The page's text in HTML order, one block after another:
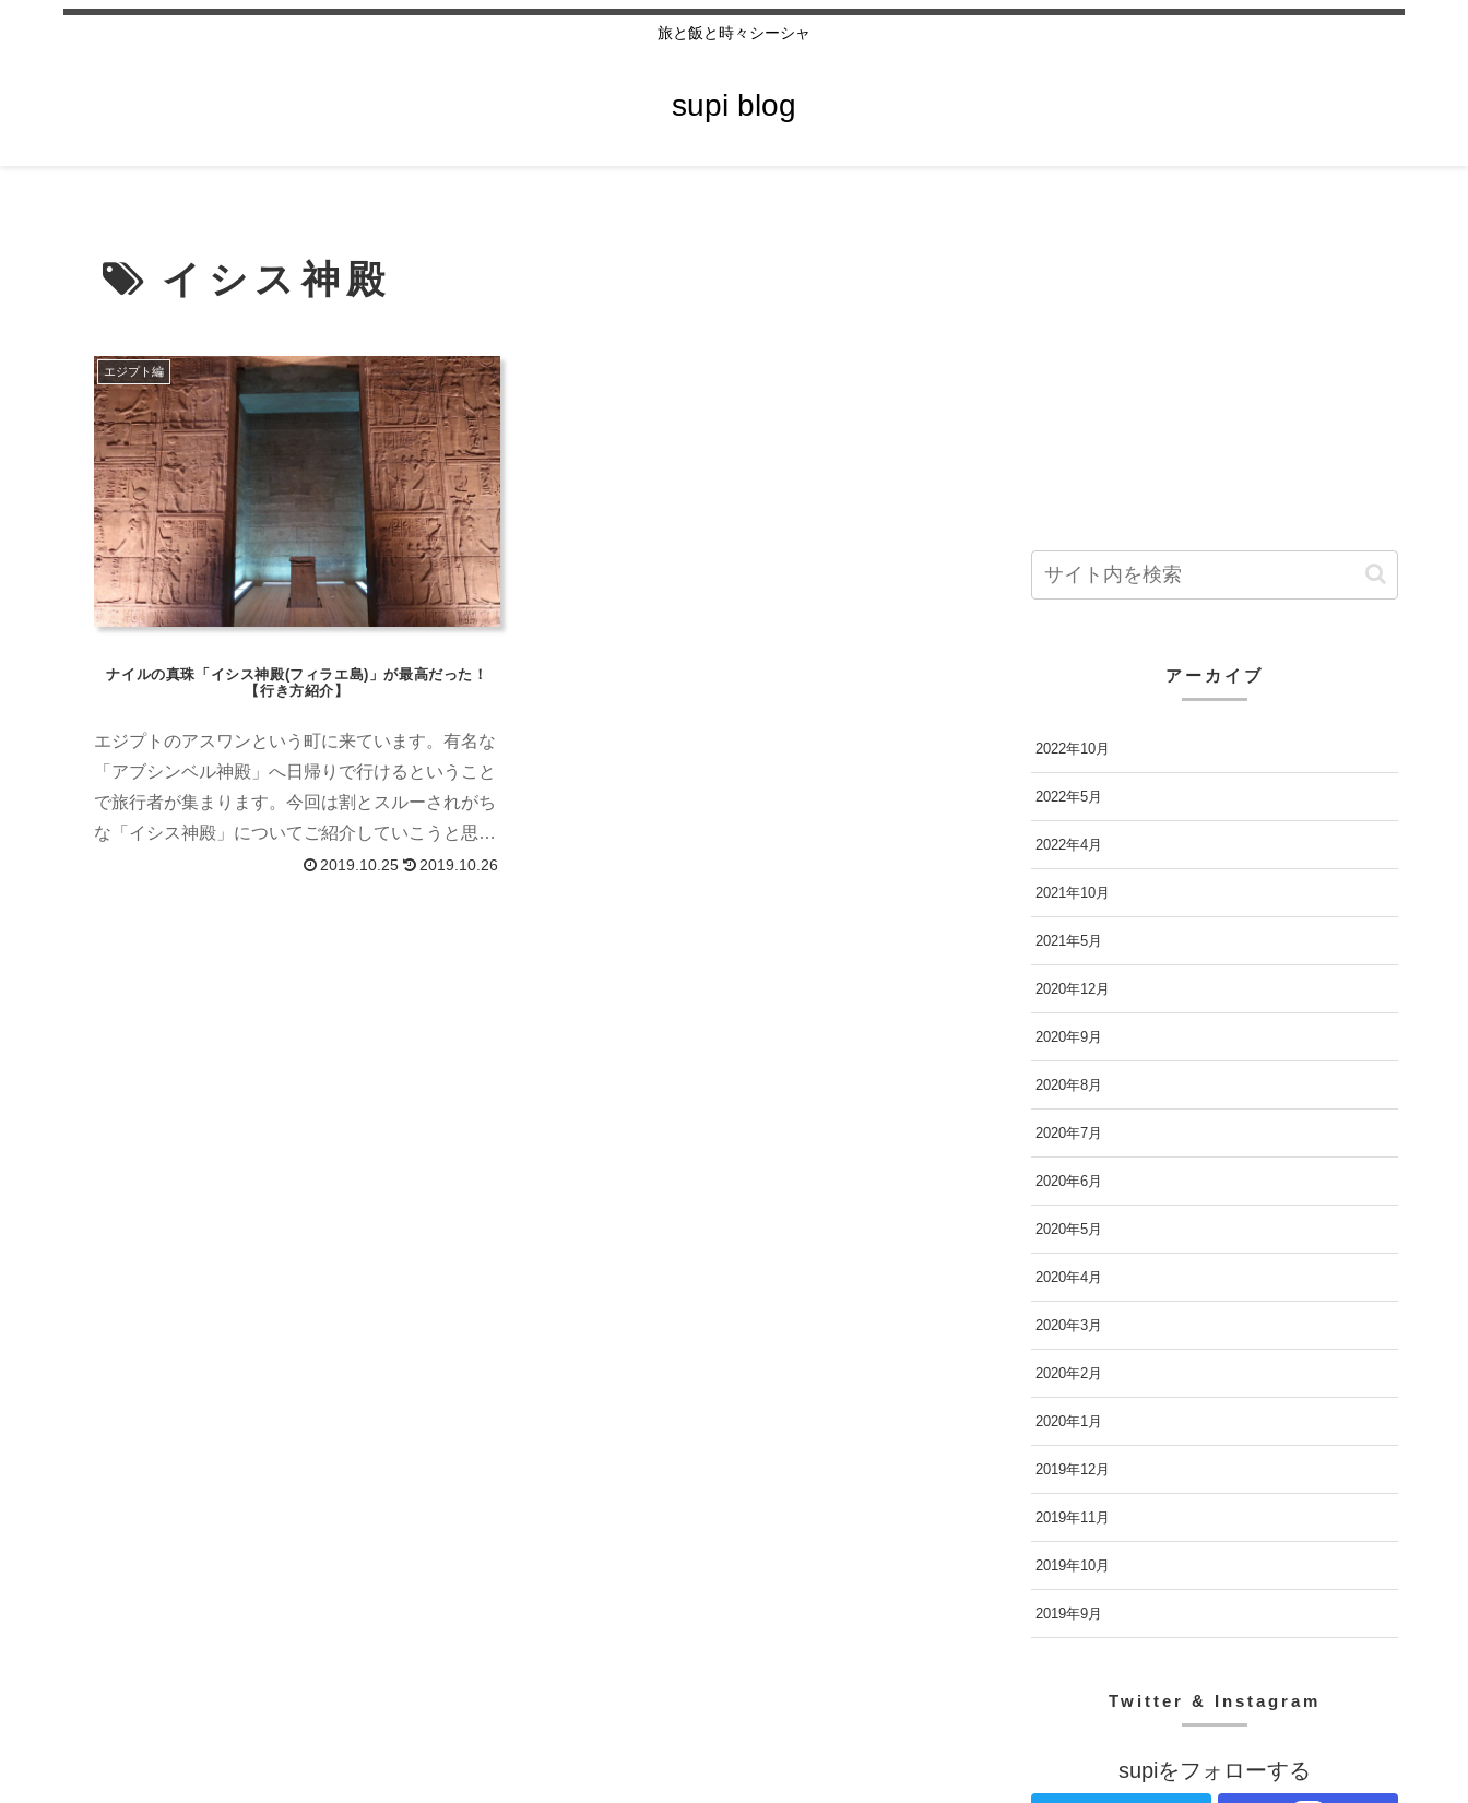
旅と飯と時々シーシャ
supi blog
イシス神殿
エジプト編
ナイルの真珠「イシス神殿(フィラエ島)」が最高だった！
【行き方紹介】
エジプトのアスワンという町に来ています。有名な
「アブシンベル神殿」へ日帰りで行けるということ
で旅行者が集まります。今回は割とスルーされがち
な「イシス神殿」についてご紹介していこうと思い
ます。この神殿、名前の通り女神イシスを祭ってい
2019.10.25 2019.10.26
アーカイブ
2022年10月
2022年5月
2022年4月
2021年10月
2021年5月
2020年12月
2020年9月
2020年8月
2020年7月
2020年6月
2020年5月
2020年4月
2020年3月
2020年2月
2020年1月
2019年12月
2019年11月
2019年10月
2019年9月
Twitter & Instagram
supiをフォローする